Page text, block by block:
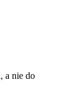
a nie do